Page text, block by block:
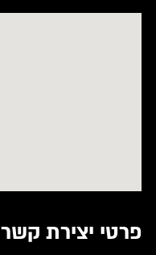
פרטי יצירת קשר